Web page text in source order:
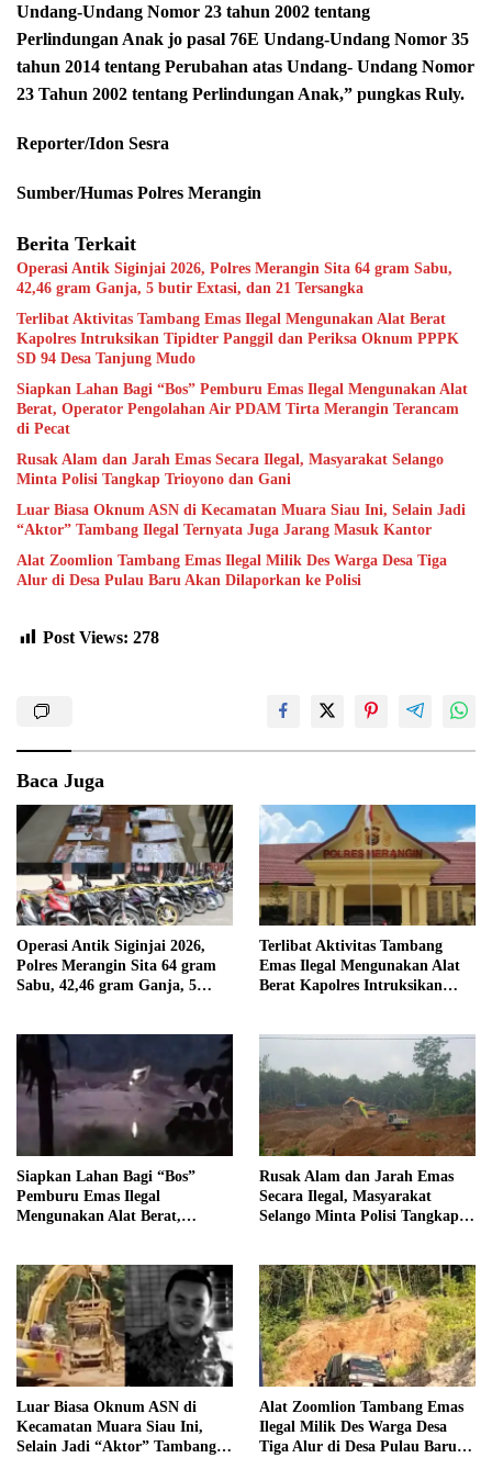
Undang-Undang Nomor 23 tahun 2002 tentang
Perlindungan Anak jo pasal 76E Undang-Undang Nomor 35
tahun 2014 tentang Perubahan atas Undang- Undang Nomor
23 Tahun 2002 tentang Perlindungan Anak,” pungkas Ruly.
Reporter/Idon Sesra
Sumber/Humas Polres Merangin
Berita Terkait
Operasi Antik Siginjai 2026, Polres Merangin Sita 64 gram Sabu,
42,46 gram Ganja, 5 butir Extasi, dan 21 Tersangka
Terlibat Aktivitas Tambang Emas Ilegal Mengunakan Alat Berat
Kapolres Intruksikan Tipidter Panggil dan Periksa Oknum PPPK
SD 94 Desa Tanjung Mudo
Siapkan Lahan Bagi “Bos” Pemburu Emas Ilegal Mengunakan Alat
Berat, Operator Pengolahan Air PDAM Tirta Merangin Terancam
di Pecat
Rusak Alam dan Jarah Emas Secara Ilegal, Masyarakat Selango
Minta Polisi Tangkap Trioyono dan Gani
Luar Biasa Oknum ASN di Kecamatan Muara Siau Ini, Selain Jadi
“Aktor” Tambang Ilegal Ternyata Juga Jarang Masuk Kantor
Alat Zoomlion Tambang Emas Ilegal Milik Des Warga Desa Tiga
Alur di Desa Pulau Baru Akan Dilaporkan ke Polisi
Post Views: 278
Baca Juga
Operasi Antik Siginjai 2026,
Polres Merangin Sita 64 gram
Sabu, 42,46 gram Ganja, 5
Terlibat Aktivitas Tambang
Emas Ilegal Mengunakan Alat
Berat Kapolres Intruksikan
Tanjung Mudo
Siapkan Lahan Bagi “Bos”
Pemburu Emas Ilegal
Mengunakan Alat Berat,
Terancam di Pecat
Rusak Alam dan Jarah Emas
Secara Ilegal, Masyarakat
Selango Minta Polisi Tangkap
Luar Biasa Oknum ASN di
Kecamatan Muara Siau Ini,
Selain Jadi “Aktor” Tambang
Alat Zoomlion Tambang Emas
Ilegal Milik Des Warga Desa
Tiga Alur di Desa Pulau Baru